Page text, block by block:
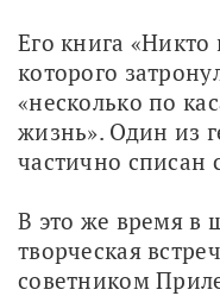
Его книга «Никто
которого
«несколько по
жизнь». Один из
частично списан
В это же время в
творческая
советником